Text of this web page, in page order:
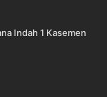
Indah 1 Kasemen